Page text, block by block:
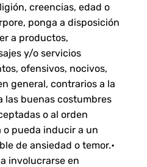
creencias, edad o
ponga a disposición
a productos,
y/o servicios
ofensivos, nocivos,
general, contrarios a la
las buenas costumbres
o al orden
o pueda inducir a un
de ansiedad o temor.•
involucrarse en